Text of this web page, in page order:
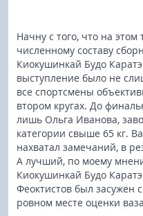
Начну с того, что на
численному составу
Киокушинкай Будо
выступление было не
все спортсмены
втором кругах. До
лишь Ольга Иванова,
категории свыше 65 кг.
нахватал замечаний, в
А лучший, по моему
Киокушинкай Будо
Феоктистов был
ровном месте оценки